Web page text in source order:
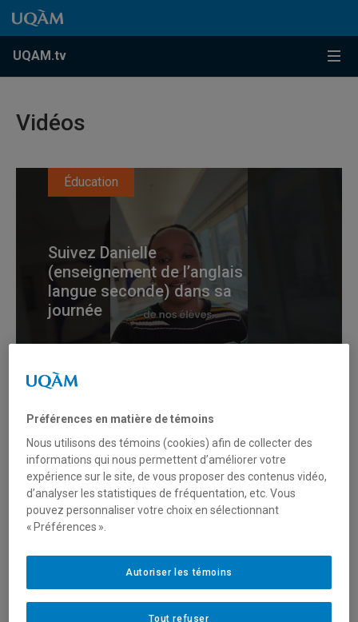
Accéder au contenu
Accéder au menu principal
Accéder à la recherche
Accéder au contenu
Accéder au menu principal
UQAM.tv
Vidéos
Éducation
Suivez Danielle
(enseignement de l’anglais
langue seconde) dans sa
journée
Éducation
Suivez Estelle
(enseignement à la
formation générale des
adultes) dans sa journée
Préférences en matière de témoins
Nous utilisons des témoins (cookies) afin de collecter des
informations qui nous permettent d’améliorer votre
expérience sur le site, de vous proposer des contenus vidéo,
d’analyser les statistiques de fréquentation, etc. Vous
pouvez personnaliser votre choix en sélectionnant
« Préférences ».
Tout refuser
Autoriser les témoins